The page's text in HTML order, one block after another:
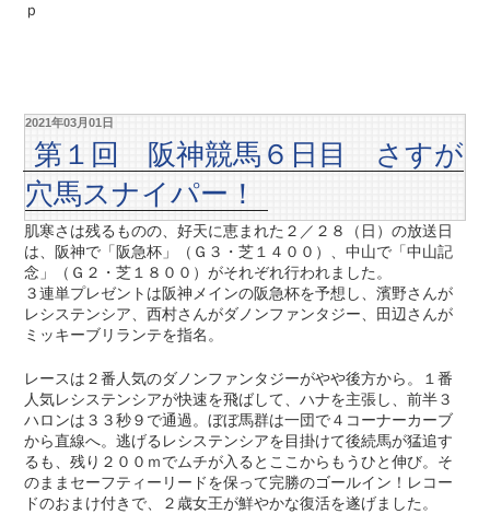
ｐ
2021年03月01日
第１回 阪神競馬６日目 さすが
穴馬スナイパー！
肌寒さは残るものの、好天に恵まれた２／２８（日）の放送日
は、阪神で「阪急杯」（Ｇ３・芝１４００）、中山で「中山記
念」（Ｇ２・芝１８００）がそれぞれ行われました。
３連単プレゼントは阪神メインの阪急杯を予想し、濱野さんが
レシステンシア、西村さんがダノンファンタジー、田辺さんが
ミッキーブリランテを指名。
レースは２番人気のダノンファンタジーがやや後方から。１番
人気レシステンシアが快速を飛ばして、ハナを主張し、前半３
ハロンは３３秒９で通過。ぼぼ馬群は一団で４コーナーカーブ
から直線へ。逃げるレシステンシアを目掛けて後続馬が猛追す
るも、残り２００ｍでムチが入るとここからもうひと伸び。そ
のままセーフティーリードを保って完勝のゴールイン！レコー
ドのおまけ付きで、２歳女王が鮮やかな復活を遂げました。